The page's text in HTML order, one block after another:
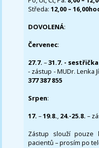
Středa:12,00 –
DOVOLENÁ:
Červenec:
27.7.–31.7. -
- zástup - MUDr. Lenka
377 387 855
Srpen:
17. –19.8., 24.-25.8. –
Zástup slouží pouze
pacientů – prosím po